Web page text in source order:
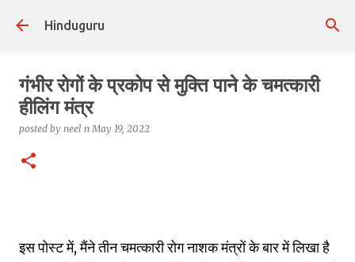
Hinduguru
गंभीर रोगों के प्रकोप से मुक्ति पाने के चमत्कारी
हीलिंग मंत्र
posted by neel n May 19, 2022
इस पोस्ट में, मैंने तीन चमत्कारी रोग नाशक मंत्रों के बार में लिखा है